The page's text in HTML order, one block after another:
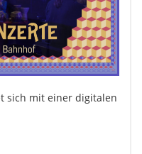
sich mit einer digitalen